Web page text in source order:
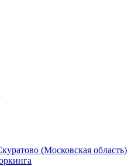
(Московская область)